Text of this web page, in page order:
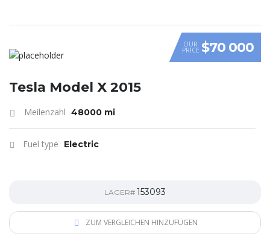
OUR
PRICE $70 000
Tesla Model X 2015
Meilenzahl 48000 mi
Fuel type Electric
LAGER# 153093
ZUM VERGLEICHEN HINZUFÜGEN